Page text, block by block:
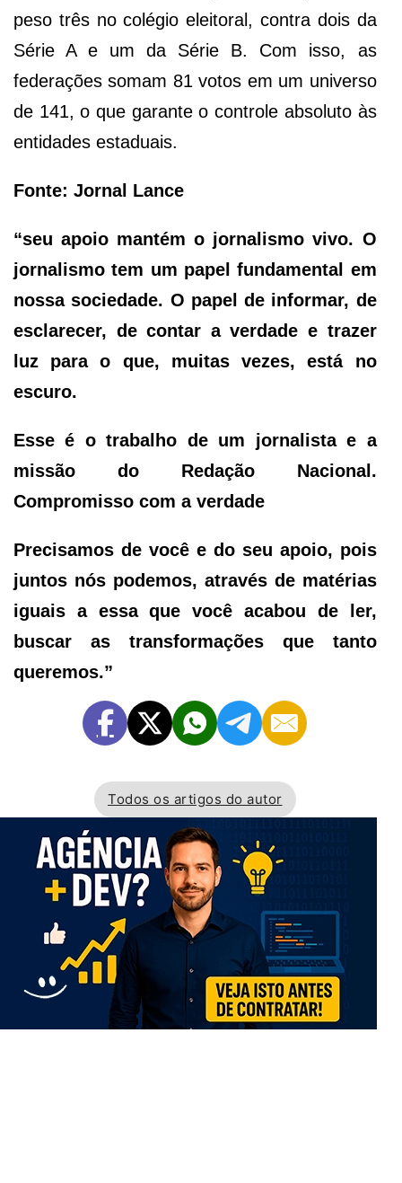
peso três no colégio eleitoral, contra dois da
Série A e um da Série B. Com isso, as
federações somam 81 votos em um universo
de 141, o que garante o controle absoluto às
entidades estaduais.
Fonte: Jornal Lance
“seu apoio mantém o jornalismo vivo. O
jornalismo tem um papel fundamental em
nossa sociedade. O papel de informar, de
esclarecer, de contar a verdade e trazer
luz para o que, muitas vezes, está no
escuro.
Esse é o trabalho de um jornalista e a
missão do Redação Nacional.
Compromisso com a verdade
Precisamos de você e do seu apoio, pois
juntos nós podemos, através de matérias
iguais a essa que você acabou de ler,
buscar as transformações que tanto
queremos.”
Todos os artigos do autor